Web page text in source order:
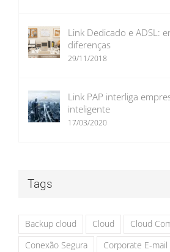
Link Dedicado e ADSL:
diferenças
29/11/2018
Link PAP interliga
inteligente
17/03/2020
Tags
Backup cloud Cloud Cloud
Conexão Segura
Corporate E-mail